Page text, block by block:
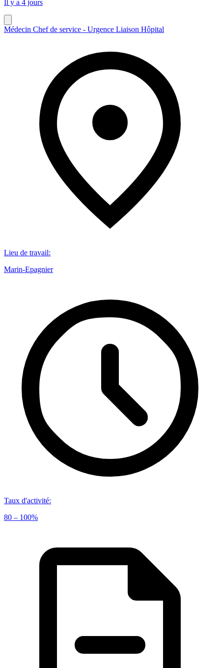
Il y a 4 jours
Médecin Chef de service - Urgence Liaison Hôpital
Lieu de travail:
Marin-Epagnier
Taux d'activité:
80 – 100%